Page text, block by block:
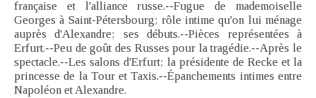
française et l'alliance russe.--Fugue de mademoiselle
Georges à Saint-Pétersbourg; rôle intime qu'on lui ménage
auprès d'Alexandre; ses débuts.--Pièces représentées à
Erfurt.--Peu de goût des Russes pour la tragédie.--Après le
spectacle.--Les salons d'Erfurt; la présidente de Recke et la
princesse de la Tour et Taxis.--Épanchements intimes entre
Napoléon et Alexandre.